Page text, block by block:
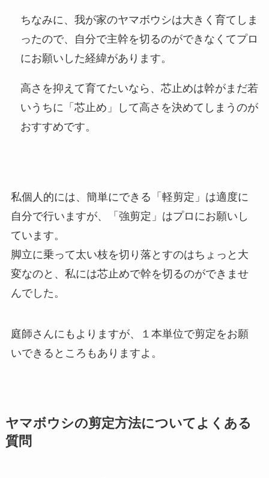
ちなみに、我が家のヤマボウシは大きく育てしま
ったので、自分で主幹を切るのができなくてプロ
にお願いした経緯があります。
高さを抑えて育てたいなら、芯止めは幹がまだ若
いうちに「芯止め」して高さを決めてしまうのが
おすすめです。
私個人的には、簡単にできる「軽剪定」は適度に
自分で行いますが、「強剪定」はプロにお願いし
ています。
脚立に乗って太い枝を切り落とすのはちょっと大
変なのと、私には芯止めで幹を切るのができませ
んでした。
庭師さんにもよりますが、１本単位で剪定をお願
いできるところもありますよ。
ヤマボウシの剪定方法についてよくある
質問